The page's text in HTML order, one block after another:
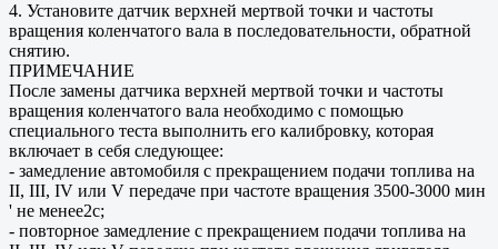
4. Установите датчик верхней мертвой точки и частоты
вращения коленчатого вала в последовательности, обратной
снятию.
ПРИМЕЧАНИЕ
После замены датчика верхней мертвой точки и частоты
вращения коленчатого вала необходимо с помощью
специального теста выполнить его калибровку, которая
включает в себя следующее:
- замедление автомобиля с прекращением подачи топлива на
II, III, IV или V передаче при частоте вращения 3500-3000 мин
' не менее2с;
- повторное замедление с прекращением подачи топлива на